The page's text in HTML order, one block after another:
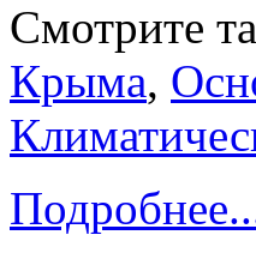
Смотрите
Крыма,